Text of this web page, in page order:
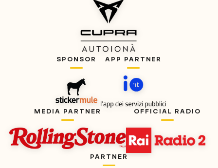
SPONSOR APP PARTNER
MEDIA PARTNER OFFICIAL RADIO
PARTNER